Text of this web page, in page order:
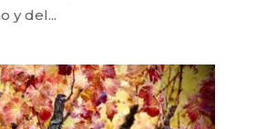
y del...